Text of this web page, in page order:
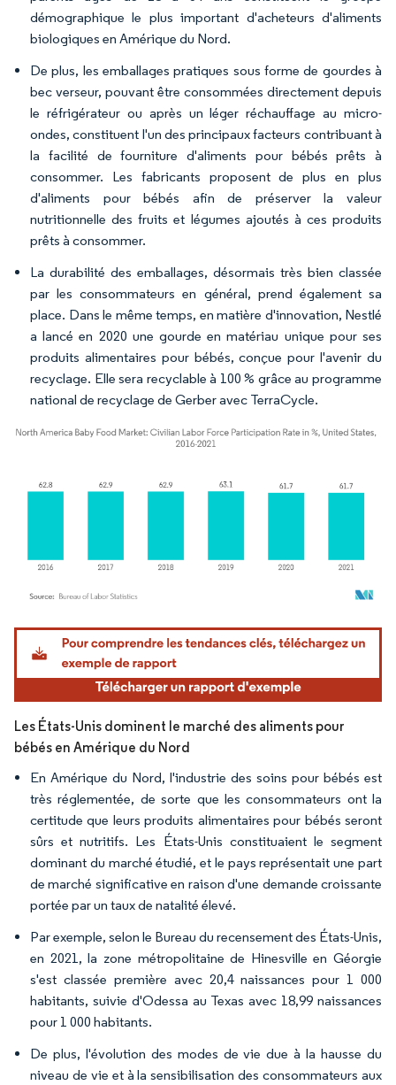
démographique le plus important d'acheteurs d'aliments
biologiques en Amérique du Nord.
De plus, les emballages pratiques sous forme de gourdes à
bec verseur, pouvant être consommées directement depuis
le réfrigérateur ou après un léger réchauffage au micro-
ondes, constituent l'un des principaux facteurs contribuant à
la facilité de fourniture d'aliments pour bébés prêts à
consommer. Les fabricants proposent de plus en plus
d'aliments pour bébés afin de préserver la valeur
nutritionnelle des fruits et légumes ajoutés à ces produits
prêts à consommer.
La durabilité des emballages, désormais très bien classée
par les consommateurs en général, prend également sa
place. Dans le même temps, en matière d'innovation, Nestlé
a lancé en 2020 une gourde en matériau unique pour ses
produits alimentaires pour bébés, conçue pour l'avenir du
recyclage. Elle sera recyclable à 100 % grâce au programme
national de recyclage de Gerber avec TerraCycle.
Image © Mordor Intelligence. La réutilisation nécessite une attribution sous CC BY
Les États-Unis dominent le marché des aliments pour
bébés en Amérique du Nord
En Amérique du Nord, l'industrie des soins pour bébés est
très réglementée, de sorte que les consommateurs ont la
certitude que leurs produits alimentaires pour bébés seront
sûrs et nutritifs. Les États-Unis constituaient le segment
dominant du marché étudié, et le pays représentait une part
de marché significative en raison d'une demande croissante
portée par un taux de natalité élevé.
Par exemple, selon le Bureau du recensement des États-Unis,
en 2021, la zone métropolitaine de Hinesville en Géorgie
s'est classée première avec 20,4 naissances pour 1 000
habitants, suivie d'Odessa au Texas avec 18,99 naissances
pour 1 000 habitants.
De plus, l'évolution des modes de vie due à la hausse du
niveau de vie et à la sensibilisation des consommateurs aux